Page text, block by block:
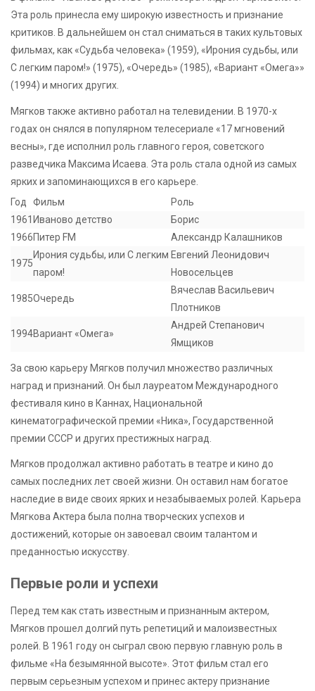
Эта роль принесла ему широкую известность и признание
критиков. В дальнейшем он стал сниматься в таких культовых
фильмах, как «Судьба человека» (1959), «Ирония судьбы, или
С легким паром!» (1975), «Очередь» (1985), «Вариант «Омега»»
(1994) и многих других.
Мягков также активно работал на телевидении. В 1970-х
годах он снялся в популярном телесериале «17 мгновений
весны», где исполнил роль главного героя, советского
разведчика Максима Исаева. Эта роль стала одной из самых
ярких и запоминающихся в его карьере.
Год
Фильм
Роль
1961 Иваново детство
Борис
1966Питер FM Александр Калашников
1975
Ирония судьбы, или С легким
паром!
Евгений Леонидович
Новосельцев
1985Очередь
Вячеслав Васильевич
Плотников
1994Вариант «Омега»
Андрей Степанович
Ямщиков
За свою карьеру Мягков получил множество различных
наград и признаний. Он был лауреатом Международного
фестиваля кино в Каннах, Национальной
кинематографической премии «Ника», Государственной
премии СССР и других престижных наград.
Мягков продолжал активно работать в театре и кино до
самых последних лет своей жизни. Он оставил нам богатое
наследие в виде своих ярких и незабываемых ролей. Карьера
Мягкова Актера была полна творческих успехов и
достижений, которые он завоевал своим талантом и
преданностью искусству.
Первые роли и успехи
Перед тем как стать известным и признанным актером,
Мягков прошел долгий путь репетиций и малоизвестных
ролей. В 1961 году он сыграл свою первую главную роль в
фильме «На безымянной высоте». Этот фильм стал его
первым серьезным успехом и принес актеру признание